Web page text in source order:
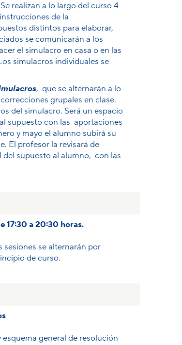
Se realizan a lo largo del curso 4
de la
distintos para elaborar,
se comunicarán a los
el simulacro en casa o en las
simulacros individuales se
, que se alternarán a lo
grupales en clase.
del simulacro. Será un espacio
supuesto con las aportaciones
y mayo el alumno subirá su
El profesor la revisará de
supuesto al alumno, con las
17:30 a 20:30 horas.
sesiones se alternarán por
de curso.
general de resolución